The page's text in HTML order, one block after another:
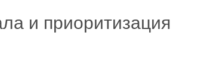
и приоритизация